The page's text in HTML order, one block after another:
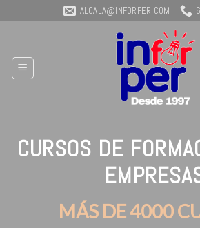
to
ALCALA@INFORPER.COM
CURSOS DE
MÁS DE 4000